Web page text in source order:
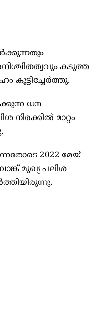
കടുത്ത
കൂട്ടിച്ചേർത്തു.
ധന
മാറ്റം
2022 മേയ്
മുഖ്യ പലിശ